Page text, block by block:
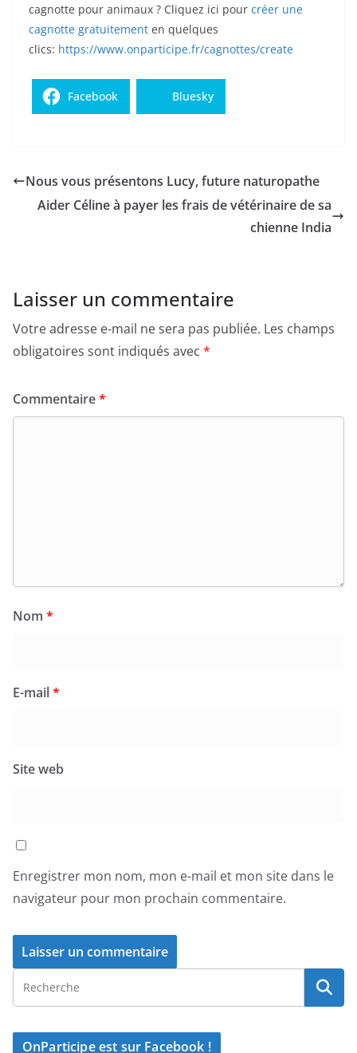
cagnotte pour animaux ? Cliquez ici pour créer une
cagnotte gratuitement en quelques
clics: https://www.onparticipe.fr/cagnottes/create
Facebook Bluesky
Nous vous présentons Lucy, future naturopathe
Aider Céline à payer les frais de vétérinaire de sa
chienne India
Laisser un commentaire
Votre adresse e-mail ne sera pas publiée. Les champs
obligatoires sont indiqués avec *
Commentaire*
Nom *
E-mail*
Site web
Enregistrer mon nom, mon e-mail et mon site dans le
navigateur pour mon prochain commentaire.
OnParticipe est sur Facebook !